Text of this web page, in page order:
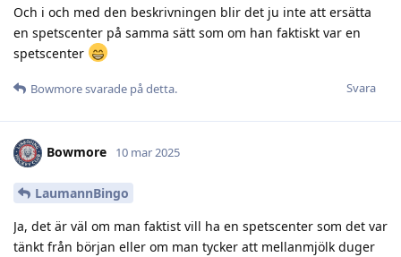
Och i och med den beskrivningen blir det ju inte att ersätta
en spetscenter på samma sätt som om han faktiskt var en
spetscenter
Svara
Bowmoresvarade på detta.
Bowmore 10 mar 2025
LaumannBingo
Ja, det är väl om man faktist vill ha en spetscenter som det var
tänkt från början eller om man tycker att mellanmjölk duger